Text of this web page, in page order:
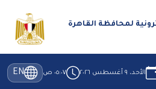
لمحافظة القاهرة
الأحد، ٩ أغسطس ٢٠٢٦ ٠٥:٠٧ ص EN